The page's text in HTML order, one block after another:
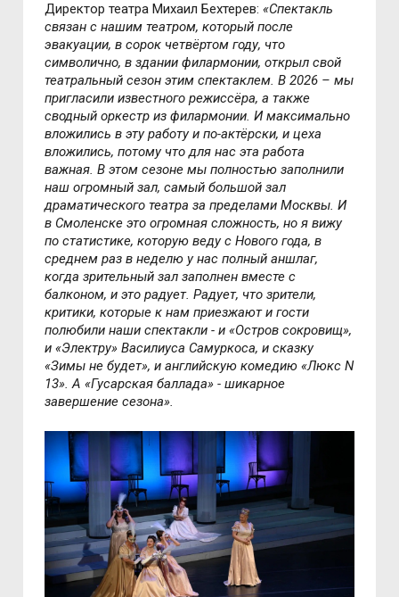
Директор театра Михаил Бехтерев:«Спектакль
связан с нашим театром, который после
эвакуации, в сорок четвёртом году, что
символично, в здании филармонии, открыл свой
театральный сезон этим спектаклем. В 2026 – мы
пригласили известного режиссёра, а также
сводный оркестр из филармонии. И максимально
вложились в эту работу и по-актёрски, и цеха
вложились, потому что для нас эта работа
важная. В этом сезоне мы полностью заполнили
наш огромный зал, самый большой зал
драматического театра за пределами Москвы. И
в Смоленске это огромная сложность, но я вижу
по статистике, которую веду с Нового года, в
среднем раз в неделю у нас полный аншлаг,
когда зрительный зал заполнен вместе с
балконом, и это радует. Радует, что зрители,
критики, которые к нам приезжают и гости
полюбили наши спектакли - и «Остров сокровищ»,
и «Электру» Василиуса Самуркоса, и сказку
«Зимы не будет», и английскую комедию «Люкс N
13». А «Гусарская баллада» - шикарное
завершение сезона».